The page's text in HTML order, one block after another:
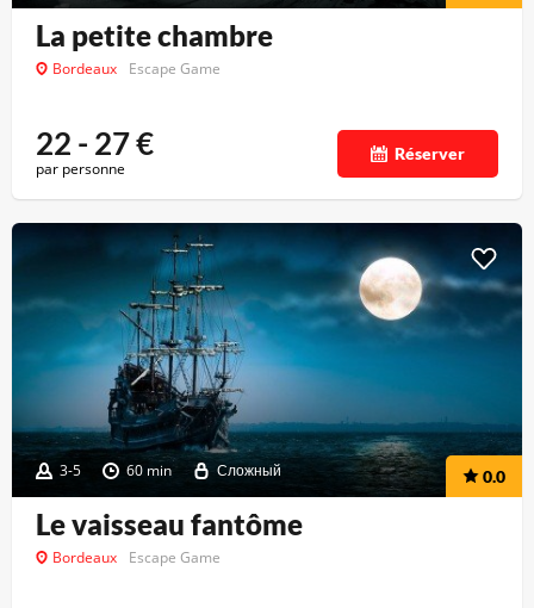
La petite chambre
Bordeaux Escape Game
22 - 27€
par personne
Réserver
3-5 60 min Сложный 0.0
Le vaisseau fantôme
Bordeaux Escape Game